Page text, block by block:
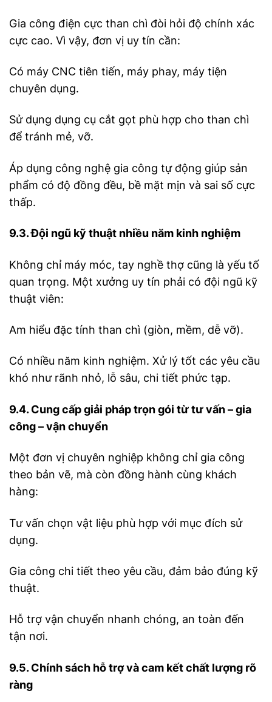
Gia công điện cực than chì đòi hỏi độ chính xác
cực cao. Vì vậy, đơn vị uy tín cần:
Có máy CNC tiên tiến, máy phay, máy tiện
chuyên dụng.
Sử dụng dụng cụ cắt gọt phù hợp cho than chì
để tránh mẻ, vỡ.
Áp dụng công nghệ gia công tự động giúp sản
phẩm có độ đồng đều, bề mặt mịn và sai số cực
thấp.
9.3. Đội ngũ kỹ thuật nhiều năm kinh nghiệm
Không chỉ máy móc, tay nghề thợ cũng là yếu tố
quan trọng. Một xưởng uy tín phải có đội ngũ kỹ
thuật viên:
Am hiểu đặc tính than chì (giòn, mềm, dễ vỡ).
Có nhiều năm kinh nghiệm. Xử lý tốt các yêu cầu
khó như rãnh nhỏ, lỗ sâu, chi tiết phức tạp.
9.4. Cung cấp giải pháp trọn gói từ tư vấn – gia
công – vận chuyển
Một đơn vị chuyên nghiệp không chỉ gia công
theo bản vẽ, mà còn đồng hành cùng khách
hàng:
Tư vấn chọn vật liệu phù hợp với mục đích sử
dụng.
Gia công chi tiết theo yêu cầu, đảm bảo đúng kỹ
thuật.
Hỗ trợ vận chuyển nhanh chóng, an toàn đến
tận nơi.
9.5. Chính sách hỗ trợ và cam kết chất lượng rõ
ràng